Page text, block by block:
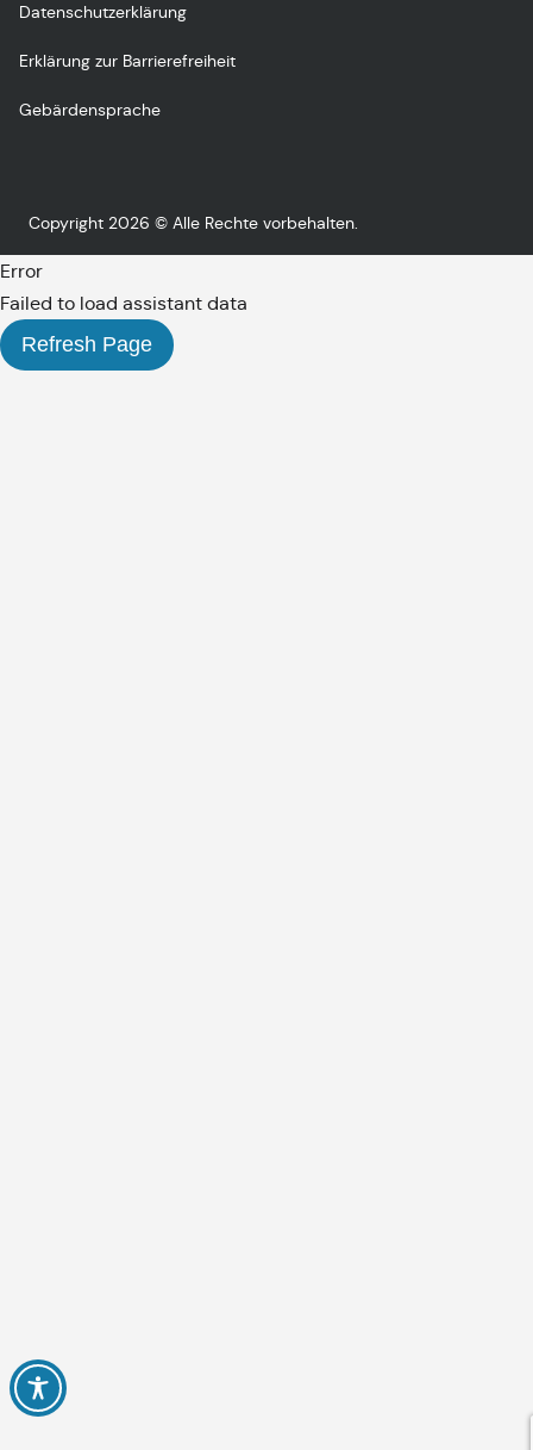
Datenschutzerklärung
Erklärung zur Barrierefreiheit
Gebärdensprache
Copyright 2026 © Alle Rechte vorbehalten.
Error
Failed to load assistant data
Refresh Page